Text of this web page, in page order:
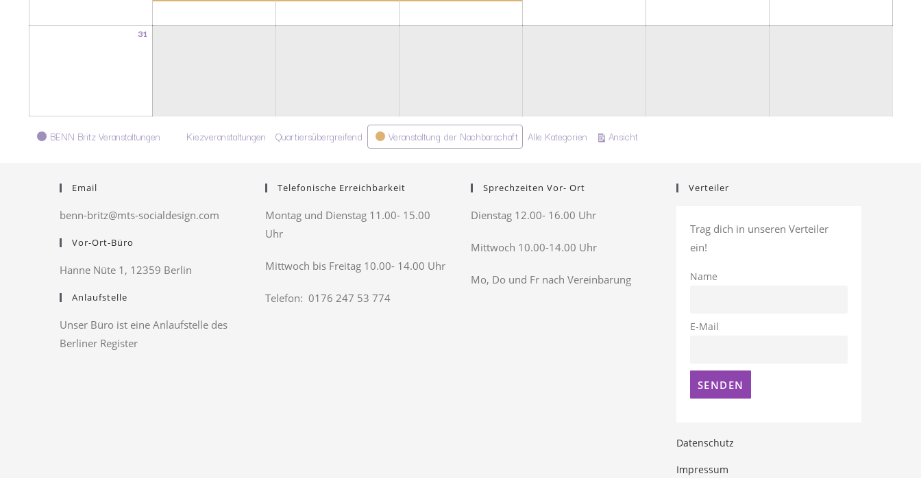
31
Kategorien
BENN Britz Veranstaltungen Kiezveranstaltungen Quartiersübergreifend Veranstaltung der Nachbarschaft Alle Kategorien Ansichtausdrucken
Email
benn-britz@mts-socialdesign.com
Vor-Ort-Büro
Hanne Nüte 1, 12359 Berlin
Anlaufstelle
Unser Büro ist eine Anlaufstelle des
Berliner Register
Telefonische Erreichbarkeit
Montag und Dienstag 11.00- 15.00
Uhr
Mittwoch bis Freitag 10.00- 14.00 Uhr
Telefon: 0176 247 53 774
Sprechzeiten Vor- Ort
Dienstag 12.00- 16.00 Uhr
Mittwoch 10.00-14.00 Uhr
Mo, Do und Fr nach Vereinbarung
Verteiler
Trag dich in unseren Verteiler
ein!
Name
E-Mail
Datenschutz
Impressum